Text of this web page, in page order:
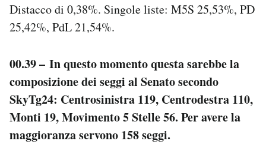
Distacco di 0,38%. Singole liste: M5S 25,53%, PD
25,42%, PdL 21,54%.
00.39 – In questo momento questa sarebbe la
composizione dei seggi al Senato secondo
SkyTg24: Centrosinistra 119, Centrodestra 110,
Monti 19, Movimento 5 Stelle 56. Per avere la
maggioranza servono 158 seggi.